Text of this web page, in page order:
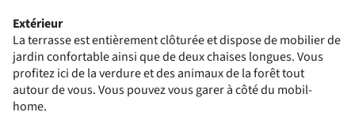
Extérieur
La terrasse est entièrement clôturée et dispose de mobilier de
jardin confortable ainsi que de deux chaises longues. Vous
profitez ici de la verdure et des animaux de la forêt tout
autour de vous. Vous pouvez vous garer à côté du mobil-
home.